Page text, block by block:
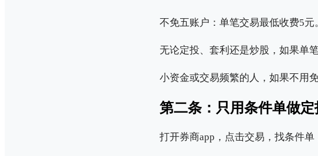
不免五账户：单笔交易最低收费5元
无论定投、套利还是炒股，如果单
小资金或交易频繁的人，如果不用
第二条：只用条件单做定
打开券商app，点击交易，找条件单